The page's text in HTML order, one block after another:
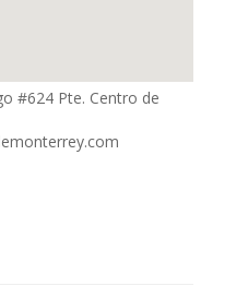
#624 Pte. Centro de